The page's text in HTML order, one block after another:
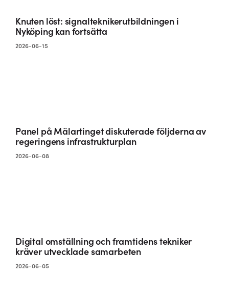
Knuten löst: signalteknikerutbildningen i
Nyköping kan fortsätta
2026-06-15
Panel på Mälartinget diskuterade följderna av
regeringens infrastrukturplan
2026-06-08
Digital omställning och framtidens tekniker
kräver utvecklade samarbeten
2026-06-05